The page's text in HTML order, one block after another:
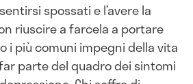
spossati e l’avere la
riuscire a farcela a portare
i più comuni impegni della vita
parte del quadro dei sintomi